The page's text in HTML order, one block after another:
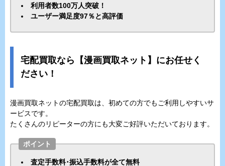
利用者数100万人突破！
ユーザー満足度97％と高評価
宅配買取なら【漫画買取ネット】にお任せく
ださい！
漫画買取ネットの宅配買取は、初めての方でもご利用しやすいサ
ービスです。
たくさんのリピーターの方にも大変ご好評いただいております。
ポイント
査定手数料･振込手数料が全て無料